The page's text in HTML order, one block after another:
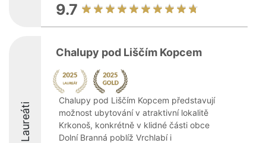
9.7
Laureáti
Chalupy pod Liščím Kopcem
Chalupy pod Liščím Kopcem představují
možnost ubytování v atraktivní lokalitě
Krkonoš, konkrétně v klidné části obce
Dolní Branná poblíž Vrchlabí i